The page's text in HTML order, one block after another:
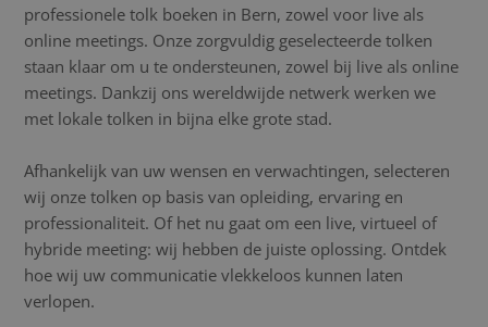
professionele tolk boeken in Bern, zowel voor live als
online meetings. Onze zorgvuldig geselecteerde tolken
staan klaar om u te ondersteunen, zowel bij live als online
meetings. Dankzij ons wereldwijde netwerk werken we
met lokale tolken in bijna elke grote stad.
Afhankelijk van uw wensen en verwachtingen, selecteren
wij onze tolken op basis van opleiding, ervaring en
professionaliteit. Of het nu gaat om een live, virtueel of
hybride meeting: wij hebben de juiste oplossing. Ontdek
hoe wij uw communicatie vlekkeloos kunnen laten
verlopen.